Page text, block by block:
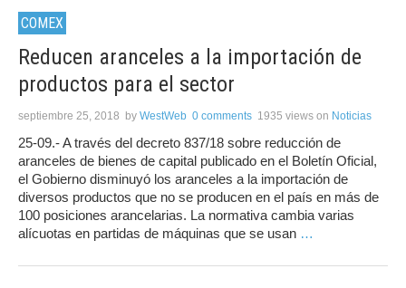
COMEX
Reducen aranceles a la importación de
productos para el sector
septiembre 25, 2018 by WestWeb 0 comments 1935 views on Noticias
25-09.- A través del decreto 837/18 sobre reducción de
aranceles de bienes de capital publicado en el Boletín Oficial,
el Gobierno disminuyó los aranceles a la importación de
diversos productos que no se producen en el país en más de
100 posiciones arancelarias. La normativa cambia varias
alícuotas en partidas de máquinas que se usan …